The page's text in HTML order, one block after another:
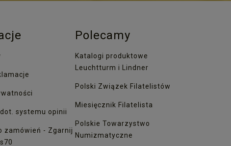
systemu opinii
zamówień - Zgarnij
Polecamy
Katalogi produktowe
Leuchtturm i Lindner
Polski Związek Filatelistów
Miesięcznik Filatelista
Polskie Towarzystwo
Numizmatyczne